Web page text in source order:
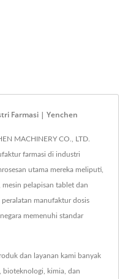
Farmasi | Yenchen
MACHINERY CO., LTD.
farmasi di industri
utama mereka meliputi,
pelapisan tablet dan
manufaktur dosis
memenuhi standar
dan layanan kami banyak
bioteknologi, kimia, dan